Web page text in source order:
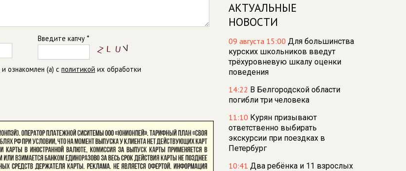
Введите капчу *
и ознакомлен (а) с политикой их обработки
АКТУАЛЬНЫЕ
НОВОСТИ
09 августа 15:00 Для большинства
курских школьников введут
трёхуровневую шкалу оценки
поведения
14:22 В Белгородской области
погибли три человека
11:10 Курян призывают
ответственно выбирать
экскурсии при поездках в
Петербург
10:41 Два ребёнка и 11 взрослых